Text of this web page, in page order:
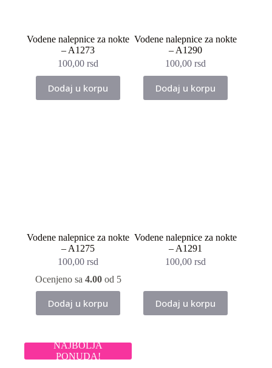
Vodene nalepnice za nokte
– A1273
100,00rsd
Dodaj u korpu
Vodene nalepnice za nokte
– A1290
100,00rsd
Dodaj u korpu
Vodene nalepnice za nokte
– A1275
100,00rsd
Ocenjeno sa 4.00od 5
Dodaj u korpu
Vodene nalepnice za nokte
– A1291
100,00rsd
Dodaj u korpu
NAJBOLJA
PONUDA!